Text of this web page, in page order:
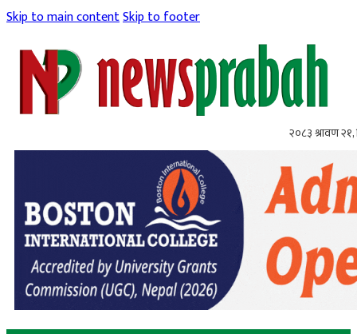
Skip to main contentSkip to footer
२०८३ श्रावण २१,